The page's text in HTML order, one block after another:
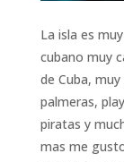
La isla es
cubano muy
de Cuba,
palmeras,
piratas y
mas me